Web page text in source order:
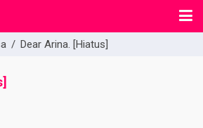
/ Dear Arina. [hiatus]